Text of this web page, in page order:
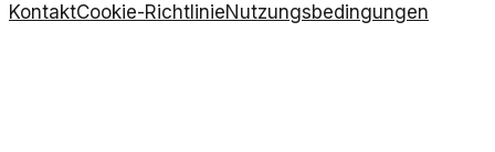
KontaktCookie-RichtlinieNutzungsbedingungen